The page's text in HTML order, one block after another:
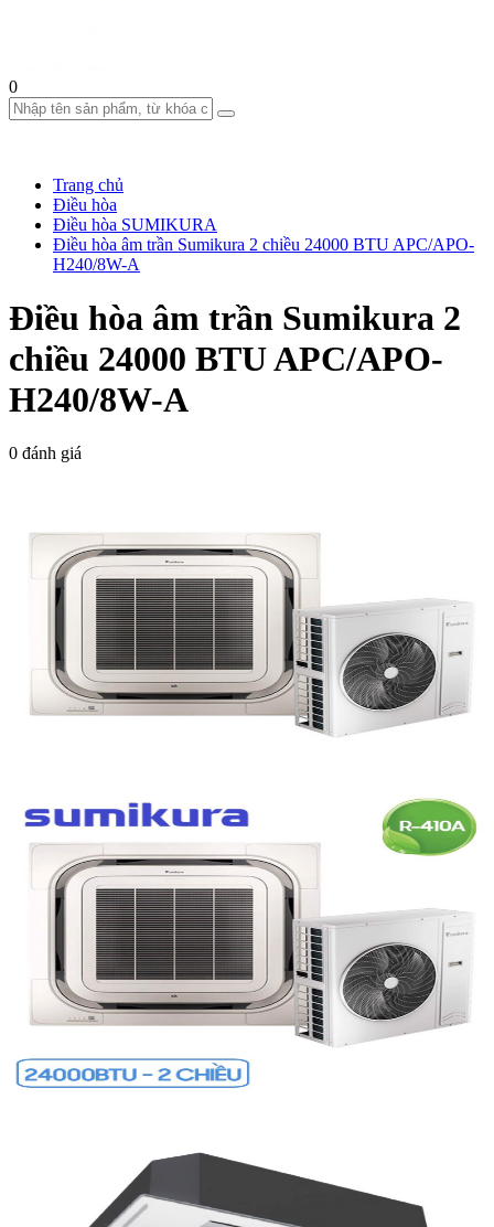
0
Trang chủ
Điều hòa
Điều hòa SUMIKURA
Điều hòa âm trần Sumikura 2 chiều 24000 BTU APC/APO-
H240/8W-A
Điều hòa âm trần Sumikura 2
chiều 24000 BTU APC/APO-
H240/8W-A
0 đánh giá